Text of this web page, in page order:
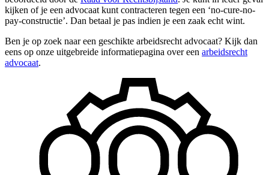
kijken of je een advocaat kunt contracteren tegen een ‘no-cure-no-
pay-constructie’. Dan betaal je pas indien je een zaak echt wint.
Ben je op zoek naar een geschikte arbeidsrecht advocaat? Kijk dan
eens op onze uitgebreide informatiepagina over een arbeidsrecht
advocaat.